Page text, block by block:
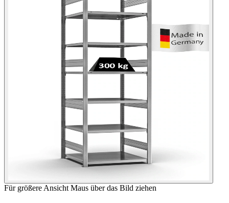
Für größere Ansicht Maus über das Bild ziehen